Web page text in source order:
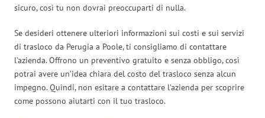
sicuro, così tu non dovrai preoccuparti di nulla.
Se desideri ottenere ulteriori informazioni sui costi e sui servizi
di trasloco da Perugia a Poole, ti consigliamo di contattare
l’azienda. Offrono un preventivo gratuito e senza obbligo, così
potrai avere un’idea chiara del costo del trasloco senza alcun
impegno. Quindi, non esitare a contattare l’azienda per scoprire
come possono aiutarti con il tuo trasloco.